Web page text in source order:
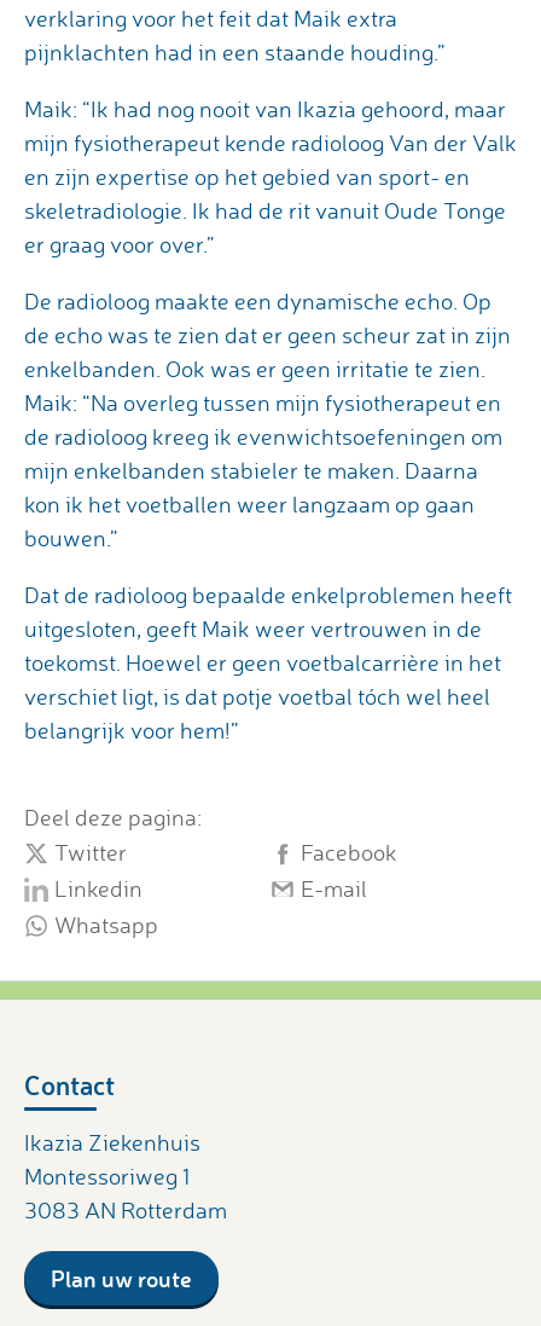
verklaring voor het feit dat Maik extra
pijnklachten had in een staande houding.”
Maik: “Ik had nog nooit van Ikazia gehoord, maar
mijn fysiotherapeut kende radioloog Van der Valk
en zijn expertise op het gebied van sport- en
skeletradiologie. Ik had de rit vanuit Oude Tonge
er graag voor over.”
De radioloog maakte een dynamische echo. Op
de echo was te zien dat er geen scheur zat in zijn
enkelbanden. Ook was er geen irritatie te zien.
Maik: “Na overleg tussen mijn fysiotherapeut en
de radioloog kreeg ik evenwichtsoefeningen om
mijn enkelbanden stabieler te maken. Daarna
kon ik het voetballen weer langzaam op gaan
bouwen.”
Dat de radioloog bepaalde enkelproblemen heeft
uitgesloten, geeft Maik weer vertrouwen in de
toekomst. Hoewel er geen voetbalcarrière in het
verschiet ligt, is dat potje voetbal tóch wel heel
belangrijk voor hem!”
Deel deze pagina:
Twitter
Facebook
Linkedin
E-mail
Whatsapp
Contact
Ikazia Ziekenhuis
Montessoriweg 1
3083 AN Rotterdam
Plan uw route